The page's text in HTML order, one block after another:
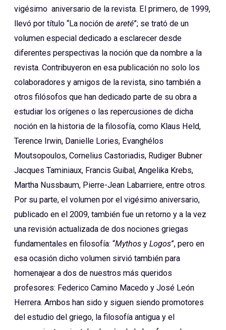
vigésimo aniversario de la revista. El primero, de 1999,
llevó por título “La noción de areté”; se trató de un
volumen especial dedicado a esclarecer desde
diferentes perspectivas la noción que da nombre a la
revista. Contribuyeron en esa publicación no solo los
colaboradores y amigos de la revista, sino también a
otros filósofos que han dedicado parte de su obra a
estudiar los orígenes o las repercusiones de dicha
noción en la historia de la filosofía, como Klaus Held,
Terence Irwin, Danielle Lories, Evanghélos
Moutsopoulos, Cornelius Castoriadis, Rudiger Bubner
Jacques Taminiaux, Francis Guibal, Angelika Krebs,
Martha Nussbaum, Pierre-Jean Labarriere, entre otros.
Por su parte, el volumen por el vigésimo aniversario,
publicado en el 2009, también fue un retorno y a la vez
una revisión actualizada de dos nociones griegas
fundamentales en filosofía: “Mythos y Logos”, pero en
esa ocasión dicho volumen sirvió también para
homenajear a dos de nuestros más queridos
profesores: Federico Camino Macedo y José León
Herrera. Ambos han sido y siguen siendo promotores
del estudio del griego, la filosofía antigua y el